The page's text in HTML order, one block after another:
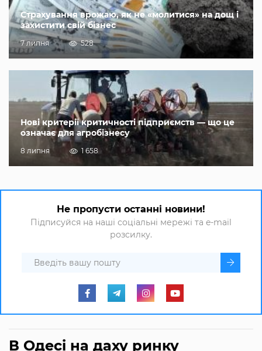
Страхування врожаю, як не «молитися» на дощ і
захистити свій бізнес
7 липня 528
Нові критерії критичності підприємств — що це
означає для агробізнесу
8 липня 1 658
Не пропусти останні новини!
Підписуйся на наші соціальні мережі та e-mail
розсилку.
В Одесі на даху ринку